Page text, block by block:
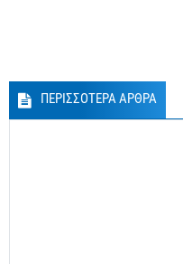
ΠΕΡΙΣΣΟΤΕΡΑ ΑΡΘΡΑ